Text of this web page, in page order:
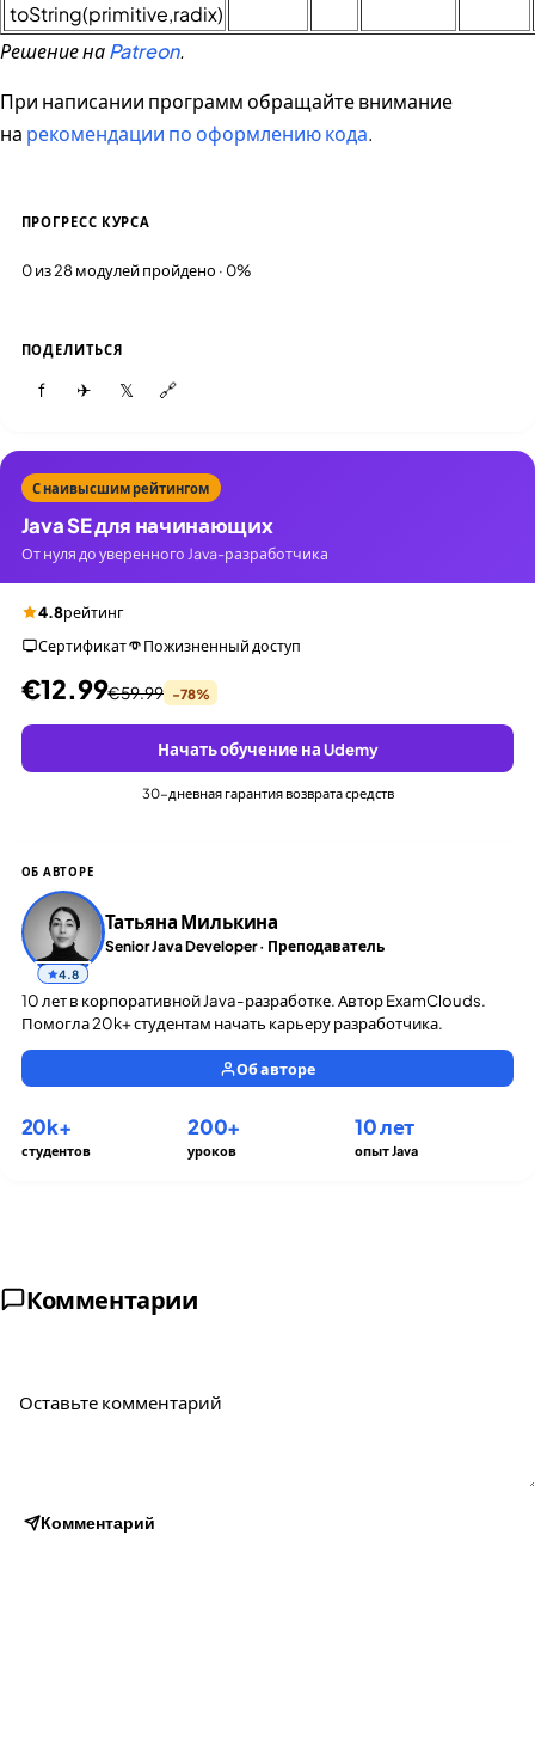
toString(primitive,radix)
Решение наPatreon.
При написании программ обращайте внимание
на рекомендации по оформлению кода.
ПРОГРЕСС КУРСА
0 из 28 модулей пройдено · 0%
ПОДЕЛИТЬСЯ
f ✈ 𝕏 🔗
С наивысшим рейтингом
Java SE для начинающих
От нуля до уверенного Java-разработчика
4.8рейтинг
Сертификат
Пожизненный доступ
€12.99€59.99 -78%
Начать обучение на Udemy
30-дневная гарантия возврата средств
ОБ АВТОРЕ
4.8
Татьяна Милькина
Senior Java Developer · Преподаватель
10 лет в корпоративной Java-разработке. Автор ExamClouds.
Помогла 20k+ студентам начать карьеру разработчика.
Об авторе
20k+
студентов
200+
уроков
10 лет
опыт Java
Комментарии
Комментарий